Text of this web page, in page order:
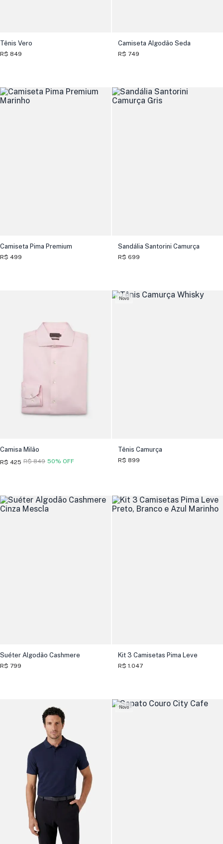
Tênis Vero
R$ 849
Camiseta Algodão Seda
R$ 749
Camiseta Pima Premium
R$ 499
Sandália Santorini Camurça
R$ 699
Camisa Milão
R$ 425 50% OFF
R$ 849
Novo
Tênis Camurça
R$ 899
Suéter Algodão Cashmere
R$ 799
Kit 3 Camisetas Pima Leve
R$ 1.047
Novo